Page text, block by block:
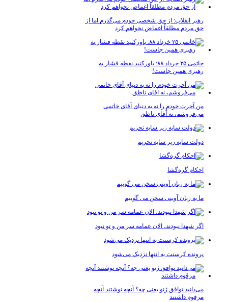
رهبر انقلاب: از حق شخصی خودم می‌گذرم اما از
حق مردم مطلقاً اغماض نخواهم کرد
خاتمی ۲۵ خرداد ۸۸: باورکنید نقطه فشار به
رهبری همین جاست!
من آخرت خودم را نه به دنیای آقای خاتمی
می‌فروشم، نه آقای ناطق
دولت سایه زیر سایه تحریم
احکام گره‌گشا
ما به زبان آوینی سخن می گوییم
اگر شهدا نبودند، الان عمامه سر من و تو نبود
پرونده کرسنت به انتها نزدیک می‌شود
می‌دانید توافق ژنو یعنی چه؟ آنچه نوشتند آنچه
مرقوم داشتند